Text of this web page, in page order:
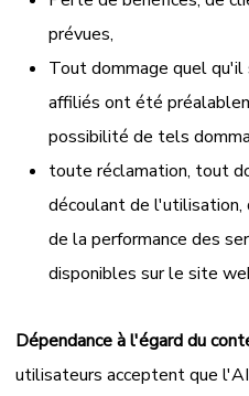
prévues,
Tout dommage quel
affiliés ont été
possibilité de tels
toute réclamation, tout
découlant de
de la performance des
disponibles sur le site
Dépendance à l'égard du
utilisateurs acceptent que